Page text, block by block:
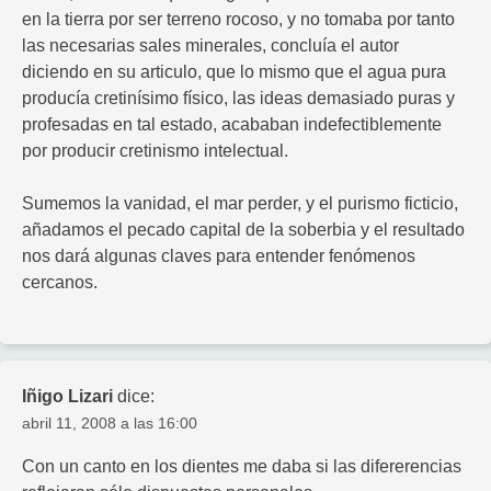
en la tierra por ser terreno rocoso, y no tomaba por tanto
las necesarias sales minerales, concluía el autor
diciendo en su articulo, que lo mismo que el agua pura
producía cretinísimo físico, las ideas demasiado puras y
profesadas en tal estado, acababan indefectiblemente
por producir cretinismo intelectual.
Sumemos la vanidad, el mar perder, y el purismo ficticio,
añadamos el pecado capital de la soberbia y el resultado
nos dará algunas claves para entender fenómenos
cercanos.
Iñigo Lizari dice:
abril 11, 2008 a las 16:00
Con un canto en los dientes me daba si las difererencias